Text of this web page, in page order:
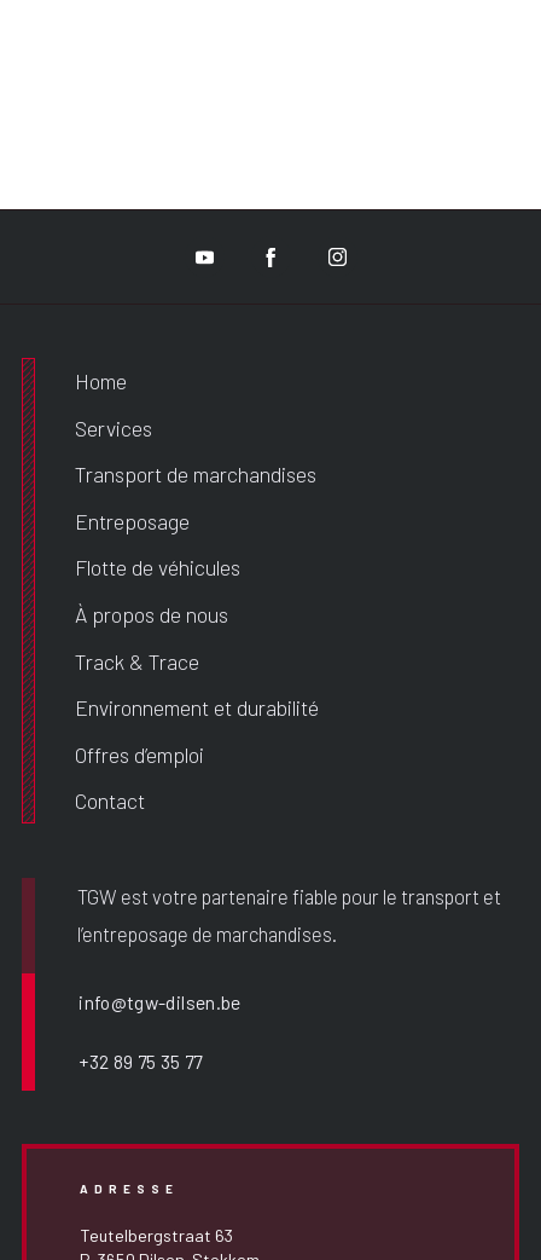
Home
Services
Transport de marchandises
Entreposage
Flotte de véhicules
À propos de nous
Track & Trace
Environnement et durabilité
Offres d’emploi
Contact
TGW est votre partenaire fiable pour le transport et
l’entreposage de marchandises.
info@tgw-dilsen.be
+32 89 75 35 77
ADRESSE
Teutelbergstraat 63